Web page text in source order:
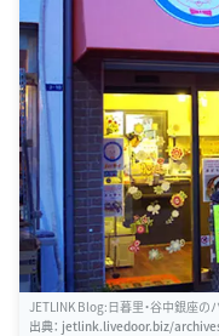
JETLINK Blog:日暮里・谷中銀座
出典： jetlink.livedoor.biz/